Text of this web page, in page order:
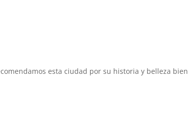
esta ciudad por su historia y belleza bien